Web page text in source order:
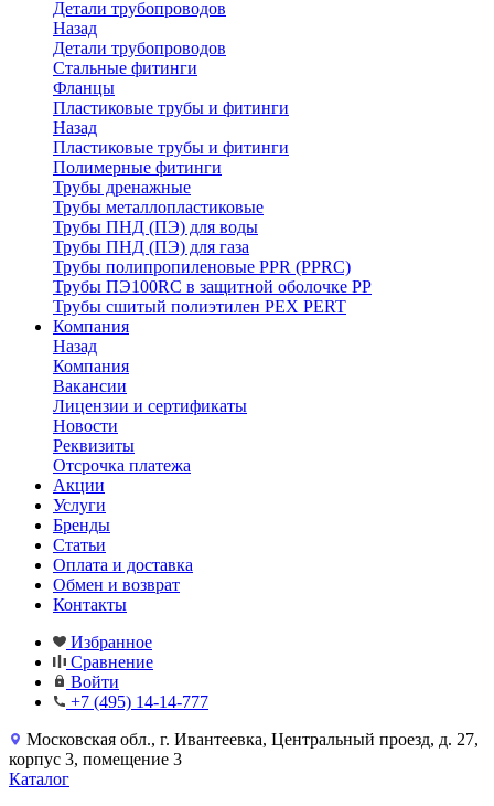
Детали трубопроводов
Назад
Детали трубопроводов
Стальные фитинги
Фланцы
Пластиковые трубы и фитинги
Назад
Пластиковые трубы и фитинги
Полимерные фитинги
Трубы дренажные
Трубы металлопластиковые
Трубы ПНД (ПЭ) для воды
Трубы ПНД (ПЭ) для газа
Трубы полипропиленовые PPR (PPRC)
Трубы ПЭ100RC в защитной оболочке PP
Трубы сшитый полиэтилен PEX PERT
Компания
Назад
Компания
Вакансии
Лицензии и сертификаты
Новости
Реквизиты
Отсрочка платежа
Акции
Услуги
Бренды
Статьи
Оплата и доставка
Обмен и возврат
Контакты
Избранное
Сравнение
Войти
+7 (495) 14-14-777
Московская обл., г. Ивантеевка, Центральный проезд, д. 27,
корпус 3, помещение 3
Каталог